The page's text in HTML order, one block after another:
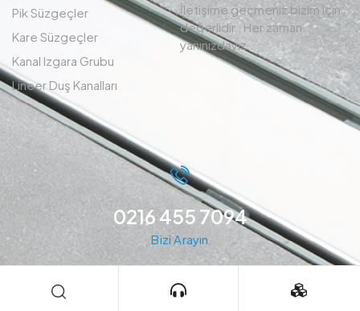
Pik Süzgeçler
Kare Süzgeçler
Kanal Izgara Grubu
Lineer Duş Kanalları
İletişime geçmeniz bizim için
değerlidir , Her zaman
yanınızdayız.
0216 455 7094
Bizi Arayın